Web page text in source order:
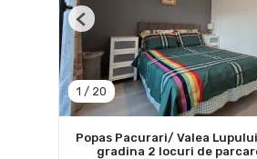
1 / 20
Previous
Popas Pacurari/ Valea
gradina 2 locuri de